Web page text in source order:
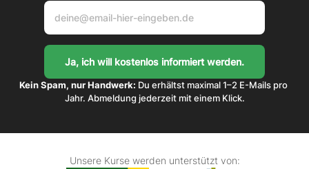
Kein Spam, nur Handwerk: Du erhältst maximal 1–2 E-Mails pro
Jahr. Abmeldung jederzeit mit einem Klick.
Unsere Kurse werden unterstützt von: